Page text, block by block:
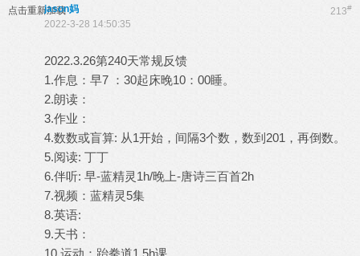
点击重新加载 213#
jason妈
2022-3-28 14:50:35
2022.3.26第240天常规反馈
1.作息：早7 ：30起床晚10：00睡。
2.朗读：
3.作业：
4.数数或盲算: 从1开始，间隔3个数，数到201，再倒数。
5.阅读: 丁丁
6.伴听: 早-蓝精灵1h/晚上-唐诗三百首2h
7.视频：蓝精灵5集
8.英语:
9.天书：
10.运动：跆拳道1.5h课